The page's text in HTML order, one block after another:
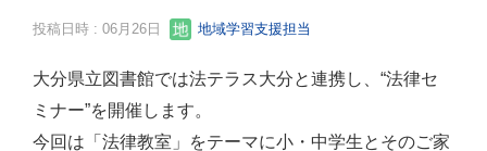
投稿日時 : 06月26日 地域学習支援担当
大分県立図書館では法テラス大分と連携し、“法律セ
ミナー”を開催します。
今回は「法律教室」をテーマに小・中学生とそのご家